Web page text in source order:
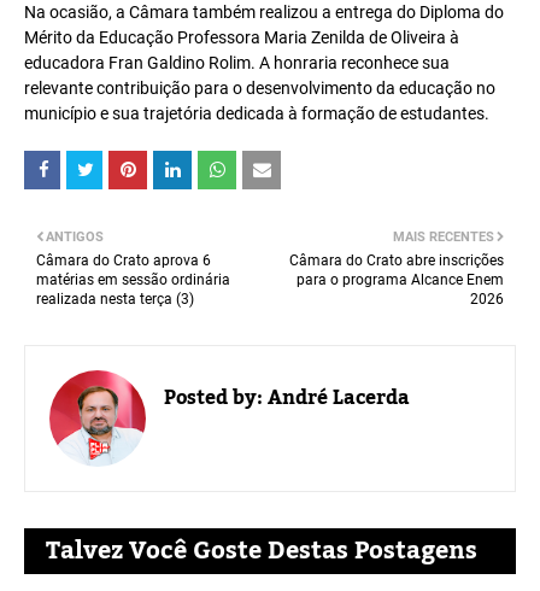
Na ocasião, a Câmara também realizou a entrega do Diploma do
Mérito da Educação Professora Maria Zenilda de Oliveira à
educadora Fran Galdino Rolim. A honraria reconhece sua
relevante contribuição para o desenvolvimento da educação no
município e sua trajetória dedicada à formação de estudantes.
MAIS RECENTES
Câmara do Crato abre inscrições
para o programa Alcance Enem
2026
ANTIGOS
Câmara do Crato aprova 6
matérias em sessão ordinária
realizada nesta terça (3)
Posted by:André Lacerda
Talvez Você Goste Destas Postagens